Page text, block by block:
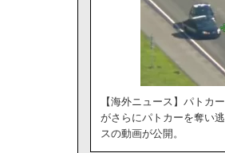
【海外ニュース】パトカ
がさらにパトカーを奪い
スの動画が公開。